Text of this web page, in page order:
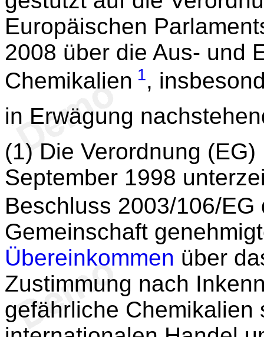
Europäischen
2008 über die Aus- und
Chemikalien 1,
in Erwägung
(1) Die Verordnung
September 1998
Beschluss 2003/106/EG
Gemeinschaft
Übereinkommen über
Zustimmung nach
gefährliche Chemikalien